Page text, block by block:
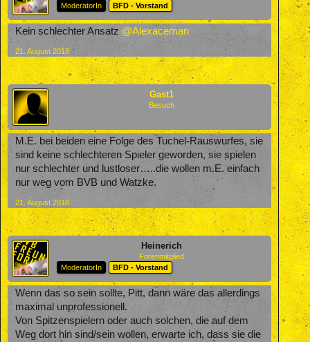
ModeratorIn
BFD - Vorstand
Kein schlechter Ansatz @Alexaceman
21. August 2018
Gast1
Besuch
M.E. bei beiden eine Folge des Tuchel-Rauswurfes, sie
sind keine schlechteren Spieler geworden, sie spielen
nur schlechter und lustloser…..die wollen m.E. einfach
nur weg vom BVB und Watzke.
21. August 2018
Heinerich
Forenmitglied
ModeratorIn
BFD - Vorstand
Wenn das so sein sollte, Pitt, dann wäre das allerdings
maximal unprofessionell.
Von Spitzenspielern oder auch solchen, die auf dem
Weg dort hin sind/sein wollen, erwarte ich, dass sie die